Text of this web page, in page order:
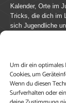
Um dir ein optimales
Cookies, um
Wenn du diesen
Surfverhalten oder
Kalender, Orte im
Tricks, die dich im
sich Jugendliche
Mach mit
youpod.de lebt
journalistische
veröffentliche
dich anmelden, um